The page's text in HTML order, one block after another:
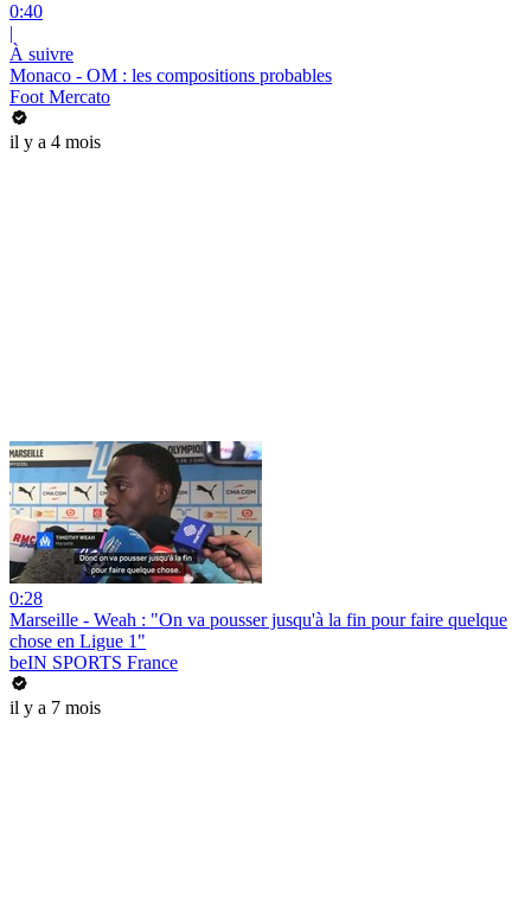
0:40
|
À suivre
Monaco - OM : les compositions probables
Foot Mercato
il y a 4 mois
0:28
Marseille - Weah : "On va pousser jusqu'à la fin pour faire quelque
chose en Ligue 1"
beIN SPORTS France
il y a 7 mois